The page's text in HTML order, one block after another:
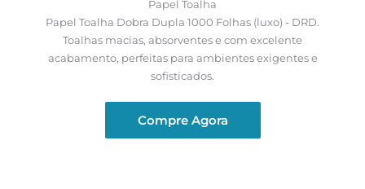
Papel Toalha
Papel Toalha Dobra Dupla 1000 Folhas (luxo) - DRD.
Toalhas macias, absorventes e com excelente
acabamento, perfeitas para ambientes exigentes e
sofisticados.
Compre Agora